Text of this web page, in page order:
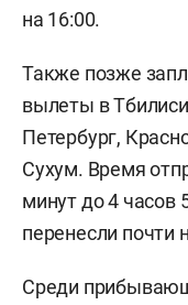
на 16:00.
Также позже
вылеты в
Петербург,
Сухум. Время
минут до 4 часов
перенесли почти
Среди